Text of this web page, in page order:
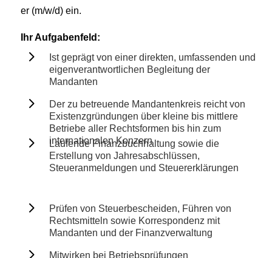
er (m/w/d) ein.
Ihr Aufgabenfeld:
5
Ist geprägt von einer direkten, umfassenden und
eigenverantwortlichen Begleitung der
Mandanten
5
Der zu betreuende Mandantenkreis reicht von
Existenzgründungen über kleine bis mittlere
Betriebe aller Rechtsformen bis hin zum
internationalen Konzern
5
Laufende Finanzbuchhaltung sowie die
Erstellung von Jahresabschlüssen,
Steueranmeldungen und Steuererklärungen
5
Prüfen von Steuerbescheiden, Führen von
Rechtsmitteln sowie Korrespondenz mit
Mandanten und der Finanzverwaltung
Mitwirken bei Betriebsprüfungen